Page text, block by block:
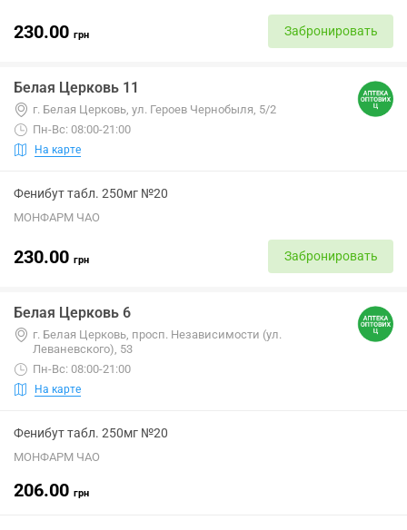
230.00 грн Забронировать
Белая Церковь 11
г. Белая Церковь, ул. Героев Чернобыля, 5/2
Пн-Вс: 08:00-21:00
На карте
Фенибут табл. 250мг №20
МОНФАРМ ЧАО
230.00 грн Забронировать
Белая Церковь 6
г. Белая Церковь, просп. Независимости (ул.
Леваневского), 53
Пн-Вс: 08:00-21:00
На карте
Фенибут табл. 250мг №20
МОНФАРМ ЧАО
206.00 грн